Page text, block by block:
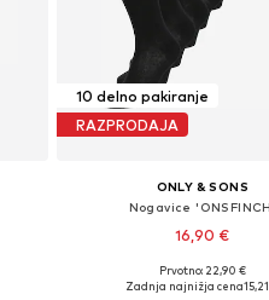
10 delno pakiranje
RAZPRODAJA
ONLY & SONS
Nogavice
16,90 €
Razpoložljive velikosti: 39-
Prvotno: 22,90 €
Zadnja najnižja cena